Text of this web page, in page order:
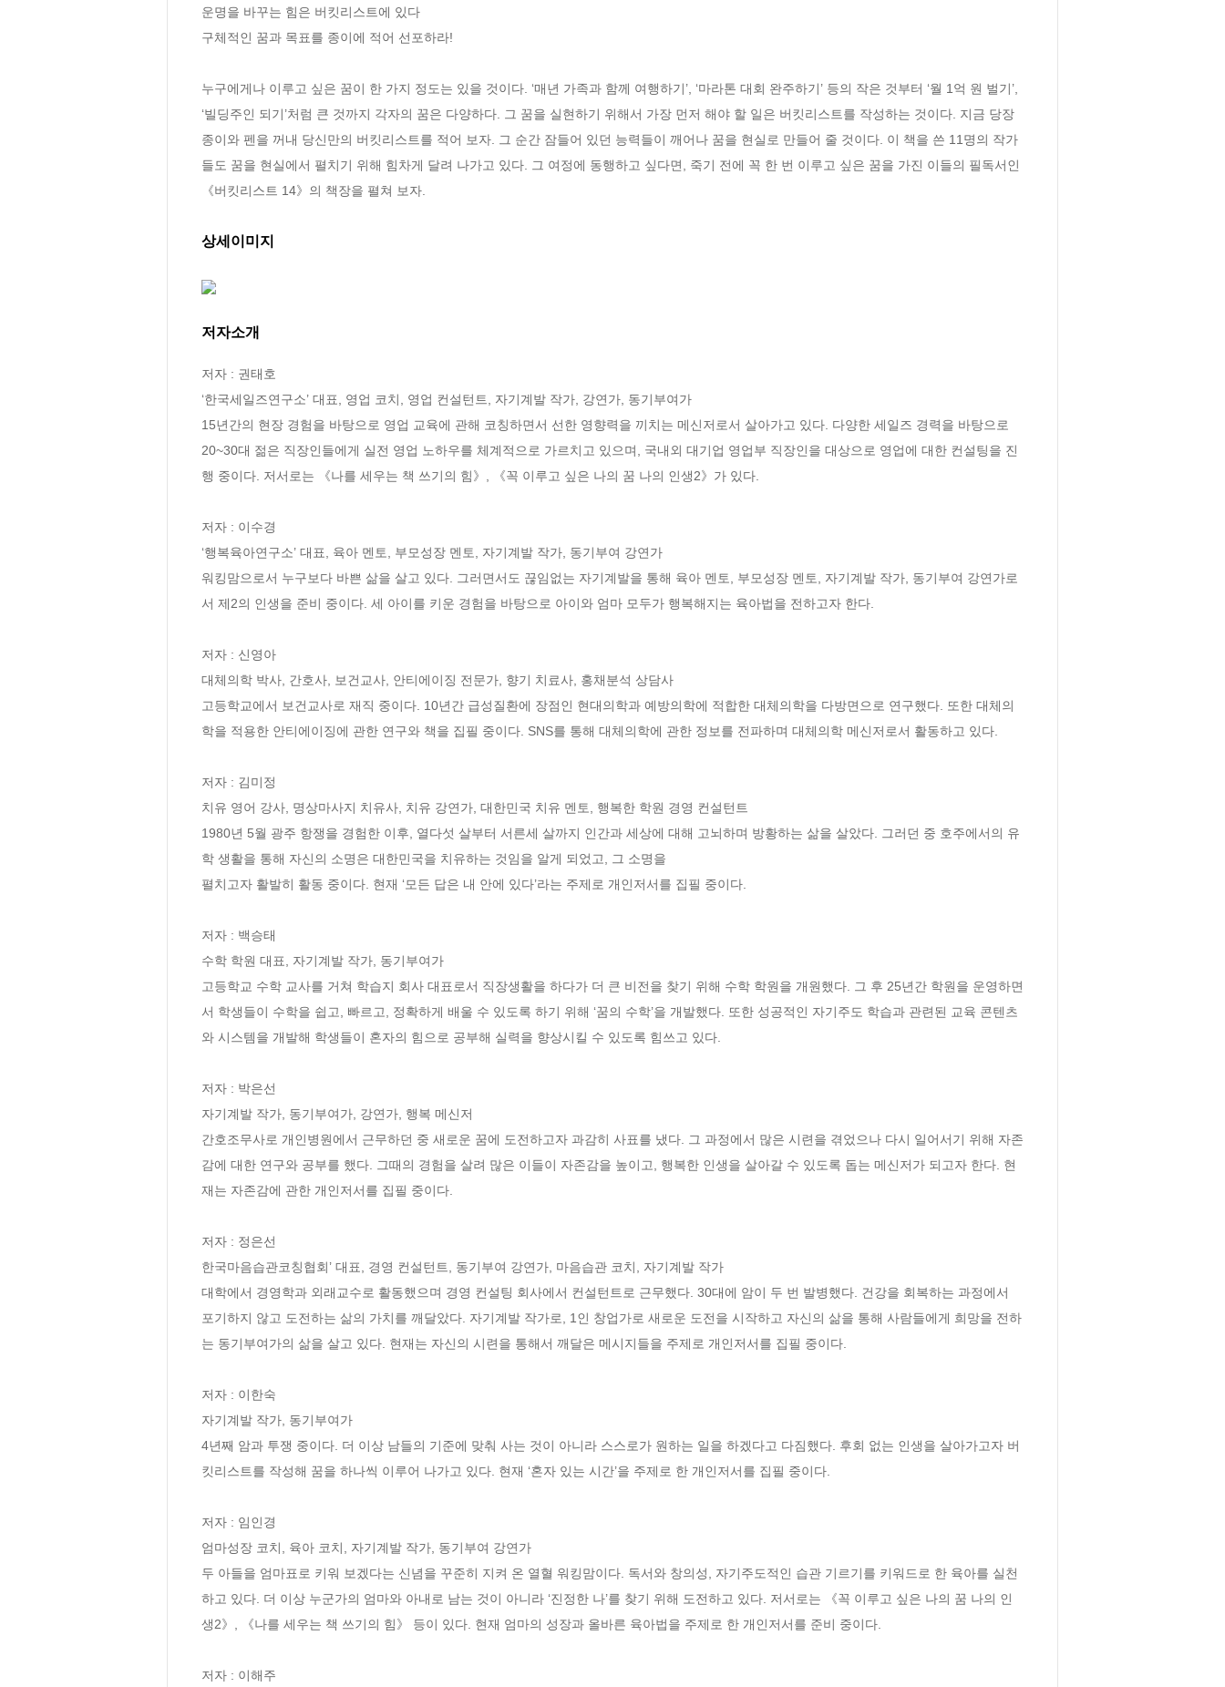
운명을 바꾸는 힘은 버킷리스트에 있다
구체적인 꿈과 목표를 종이에 적어 선포하라!
누구에게나 이루고 싶은 꿈이 한 가지 정도는 있을 것이다. ‘매년 가족과 함께 여행하기’, ‘마라톤 대회 완주하기’ 등의 작은 것부터 ‘월 1억 원 벌기’,
‘빌딩주인 되기’처럼 큰 것까지 각자의 꿈은 다양하다. 그 꿈을 실현하기 위해서 가장 먼저 해야 할 일은 버킷리스트를 작성하는 것이다. 지금 당장
종이와 펜을 꺼내 당신만의 버킷리스트를 적어 보자. 그 순간 잠들어 있던 능력들이 깨어나 꿈을 현실로 만들어 줄 것이다. 이 책을 쓴 11명의 작가
들도 꿈을 현실에서 펼치기 위해 힘차게 달려 나가고 있다. 그 여정에 동행하고 싶다면, 죽기 전에 꼭 한 번 이루고 싶은 꿈을 가진 이들의 필독서인
《버킷리스트 14》의 책장을 펼쳐 보자.
상세이미지
저자소개
저자 : 권태호
‘한국세일즈연구소’ 대표, 영업 코치, 영업 컨설턴트, 자기계발 작가, 강연가, 동기부여가
15년간의 현장 경험을 바탕으로 영업 교육에 관해 코칭하면서 선한 영향력을 끼치는 메신저로서 살아가고 있다. 다양한 세일즈 경력을 바탕으로
20~30대 젊은 직장인들에게 실전 영업 노하우를 체계적으로 가르치고 있으며, 국내외 대기업 영업부 직장인을 대상으로 영업에 대한 컨설팅을 진
행 중이다. 저서로는 《나를 세우는 책 쓰기의 힘》, 《꼭 이루고 싶은 나의 꿈 나의 인생2》가 있다.
저자 : 이수경
‘행복육아연구소’ 대표, 육아 멘토, 부모성장 멘토, 자기계발 작가, 동기부여 강연가
워킹맘으로서 누구보다 바쁜 삶을 살고 있다. 그러면서도 끊임없는 자기계발을 통해 육아 멘토, 부모성장 멘토, 자기계발 작가, 동기부여 강연가로
서 제2의 인생을 준비 중이다. 세 아이를 키운 경험을 바탕으로 아이와 엄마 모두가 행복해지는 육아법을 전하고자 한다.
저자 : 신영아
대체의학 박사, 간호사, 보건교사, 안티에이징 전문가, 향기 치료사, 홍채분석 상담사
고등학교에서 보건교사로 재직 중이다. 10년간 급성질환에 장점인 현대의학과 예방의학에 적합한 대체의학을 다방면으로 연구했다. 또한 대체의
학을 적용한 안티에이징에 관한 연구와 책을 집필 중이다. SNS를 통해 대체의학에 관한 정보를 전파하며 대체의학 메신저로서 활동하고 있다.
저자 : 김미정
치유 영어 강사, 명상마사지 치유사, 치유 강연가, 대한민국 치유 멘토, 행복한 학원 경영 컨설턴트
1980년 5월 광주 항쟁을 경험한 이후, 열다섯 살부터 서른세 살까지 인간과 세상에 대해 고뇌하며 방황하는 삶을 살았다. 그러던 중 호주에서의 유
학 생활을 통해 자신의 소명은 대한민국을 치유하는 것임을 알게 되었고, 그 소명을
펼치고자 활발히 활동 중이다. 현재 ‘모든 답은 내 안에 있다’라는 주제로 개인저서를 집필 중이다.
저자 : 백승태
수학 학원 대표, 자기계발 작가, 동기부여가
고등학교 수학 교사를 거쳐 학습지 회사 대표로서 직장생활을 하다가 더 큰 비전을 찾기 위해 수학 학원을 개원했다. 그 후 25년간 학원을 운영하면
서 학생들이 수학을 쉽고, 빠르고, 정확하게 배울 수 있도록 하기 위해 ‘꿈의 수학’을 개발했다. 또한 성공적인 자기주도 학습과 관련된 교육 콘텐츠
와 시스템을 개발해 학생들이 혼자의 힘으로 공부해 실력을 향상시킬 수 있도록 힘쓰고 있다.
저자 : 박은선
자기계발 작가, 동기부여가, 강연가, 행복 메신저
간호조무사로 개인병원에서 근무하던 중 새로운 꿈에 도전하고자 과감히 사표를 냈다. 그 과정에서 많은 시련을 겪었으나 다시 일어서기 위해 자존
감에 대한 연구와 공부를 했다. 그때의 경험을 살려 많은 이들이 자존감을 높이고, 행복한 인생을 살아갈 수 있도록 돕는 메신저가 되고자 한다. 현
재는 자존감에 관한 개인저서를 집필 중이다.
저자 : 정은선
한국마음습관코칭협회’ 대표, 경영 컨설턴트, 동기부여 강연가, 마음습관 코치, 자기계발 작가
대학에서 경영학과 외래교수로 활동했으며 경영 컨설팅 회사에서 컨설턴트로 근무했다. 30대에 암이 두 번 발병했다. 건강을 회복하는 과정에서
포기하지 않고 도전하는 삶의 가치를 깨달았다. 자기계발 작가로, 1인 창업가로 새로운 도전을 시작하고 자신의 삶을 통해 사람들에게 희망을 전하
는 동기부여가의 삶을 살고 있다. 현재는 자신의 시련을 통해서 깨달은 메시지들을 주제로 개인저서를 집필 중이다.
저자 : 이한숙
자기계발 작가, 동기부여가
4년째 암과 투쟁 중이다. 더 이상 남들의 기준에 맞춰 사는 것이 아니라 스스로가 원하는 일을 하겠다고 다짐했다. 후회 없는 인생을 살아가고자 버
킷리스트를 작성해 꿈을 하나씩 이루어 나가고 있다. 현재 ‘혼자 있는 시간’을 주제로 한 개인저서를 집필 중이다.
저자 : 임인경
엄마성장 코치, 육아 코치, 자기계발 작가, 동기부여 강연가
두 아들을 엄마표로 키워 보겠다는 신념을 꾸준히 지켜 온 열혈 워킹맘이다. 독서와 창의성, 자기주도적인 습관 기르기를 키워드로 한 육아를 실천
하고 있다. 더 이상 누군가의 엄마와 아내로 남는 것이 아니라 ‘진정한 나’를 찾기 위해 도전하고 있다. 저서로는 《꼭 이루고 싶은 나의 꿈 나의 인
생2》, 《나를 세우는 책 쓰기의 힘》 등이 있다. 현재 엄마의 성장과 올바른 육아법을 주제로 한 개인저서를 준비 중이다.
저자 : 이해주